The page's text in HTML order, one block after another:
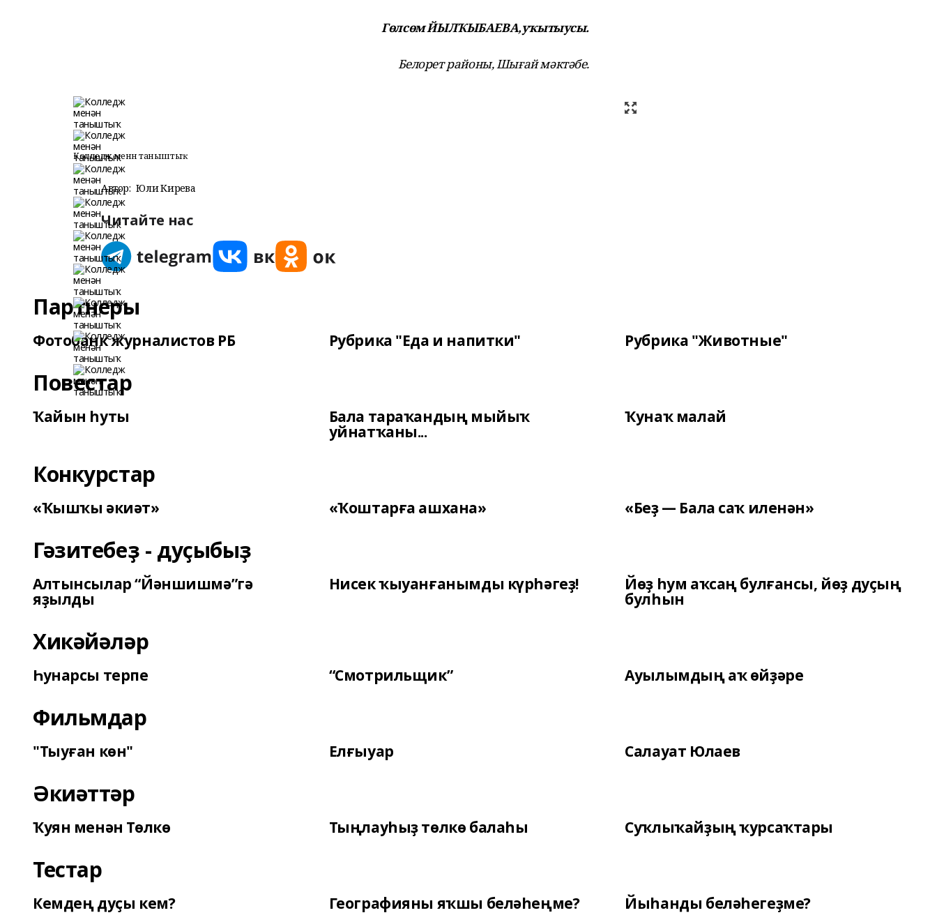
Гөлсөм ЙЫЛҠЫБАЕВА,уҡытыусы.
Белорет районы, Шығай мәктәбе.
Колледж менән таныштыҡ
Автор: Юлиә Кирәева
Читайте нас
Партнеры
Фотобанк журналистов РБ Рубрика "Еда и напитки" Рубрика "Животные"
Повестар
Ҡайын һуты Бала тараҡандың мыйыҡ
уйнатҡаны...
Ҡунаҡ малай
Конкурстар
«Ҡышҡы әкиәт» «Ҡоштарға ашхана» «Беҙ — Бала саҡ иленән»
Гәзитебеҙ - дуҫыбыҙ
Алтынсылар “Йәншишмә”гә
яҙылды
Нисек ҡыуанғанымды күрһәгеҙ! Йөҙ һум аҡсаң булғансы, йөҙ дуҫың
булһын
Хикәйәләр
Һунарсы терпе “Смотрильщик” Ауылымдың аҡ өйҙәре
Фильмдар
"Тыуған көн" Елғыуар Салауат Юлаев
Әкиәттәр
Ҡуян менән Төлкө Тыңлауһыҙ төлкө балаһы Суҡлыҡайҙың ҡурсаҡтары
Тестар
Кемдең дуҫы кем? Географияны яҡшы беләһеңме? Йыһанды беләһегеҙме?